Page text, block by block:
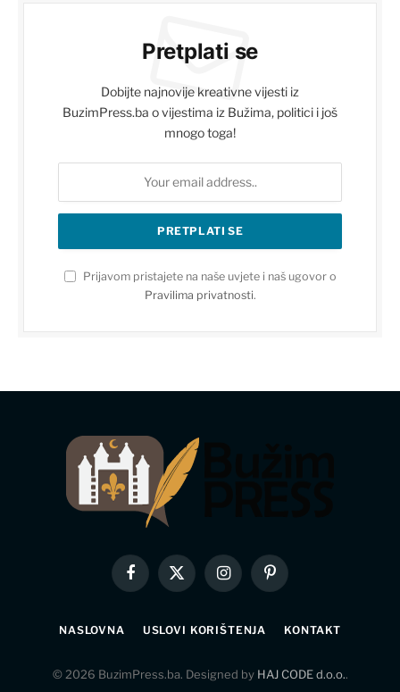
Pretplati se
Dobijte najnovije kreativne vijesti iz
BuzimPress.ba o vijestima iz Bužima, politici i još
mnogo toga!
Prijavom pristajete na naše uvjete i naš ugovor o
Pravilima privatnosti.
Facebook
X
(Twitter)
InstagramPinterest
NASLOVNA USLOVI KORIŠTENJA KONTAKT
© 2026 BuzimPress.ba. Designed by HAJ CODE d.o.o..